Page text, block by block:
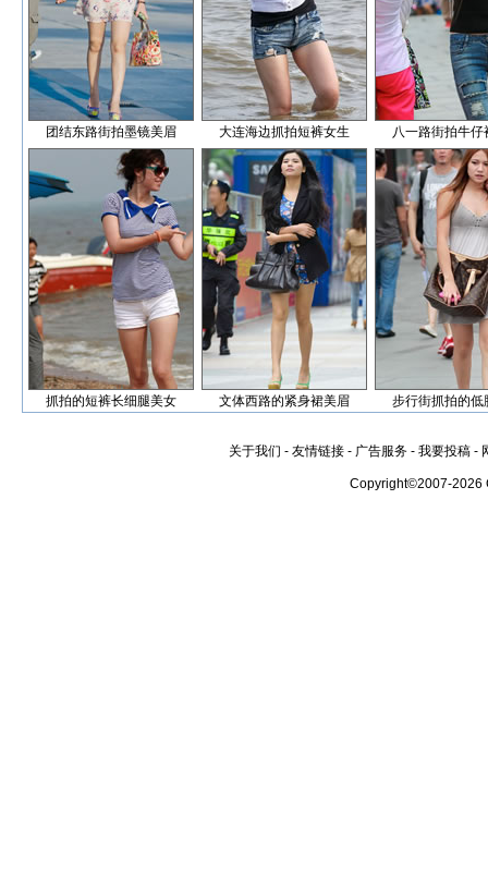
团结东路街拍墨镜美眉 大连海边抓拍短裤女生 八一路街拍牛仔
抓拍的短裤长细腿美女 文体西路的紧身裙美眉 步行街抓拍的低
关于我们 - 友情链接 - 广告服务 - 我要投稿 -
Copyright©2007-2026